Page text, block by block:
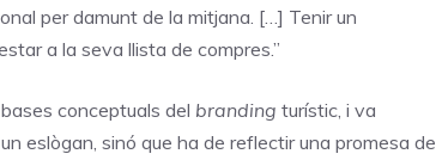
per damunt de la mitjana. […] Tenir un
a la seva llista de compres.”
conceptuals del branding turístic, i va
eslògan, sinó que ha de reflectir una promesa de